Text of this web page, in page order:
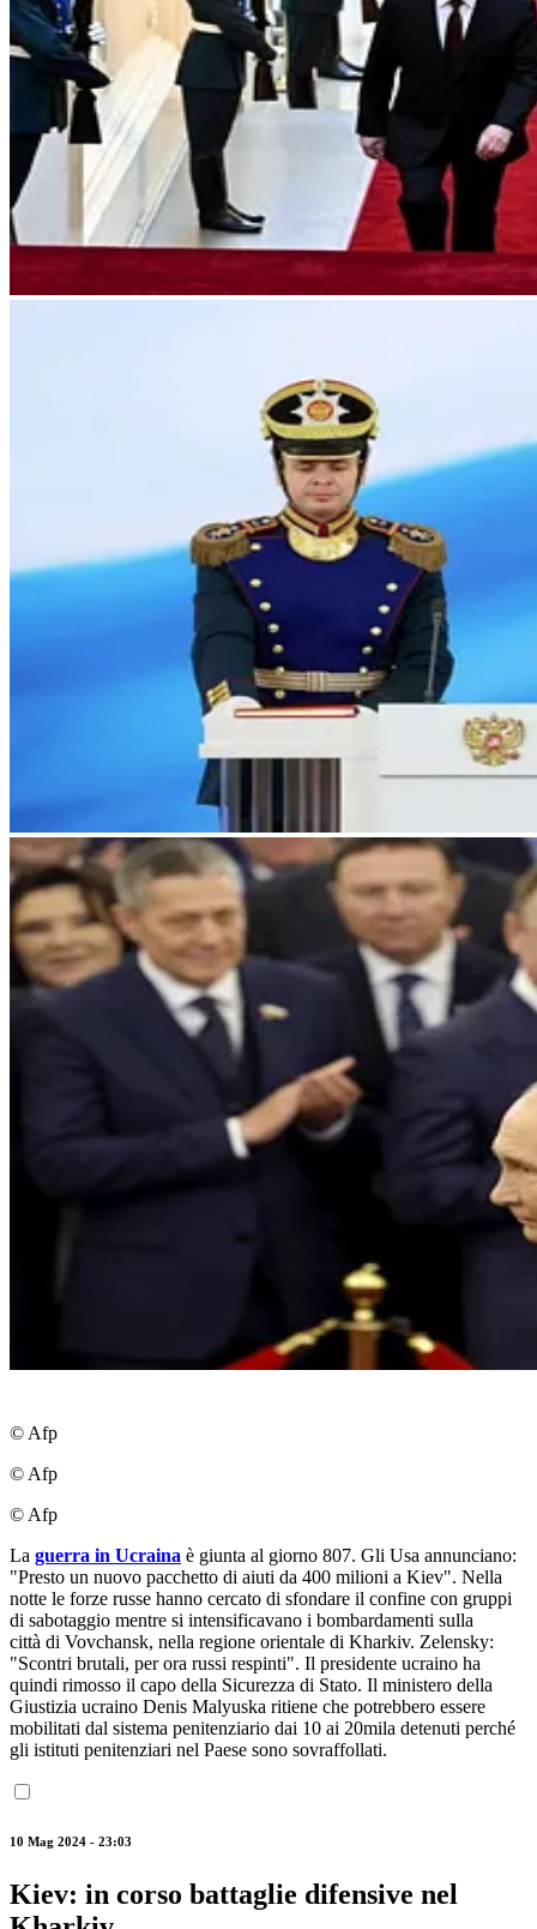
© Afp
© Afp
© Afp
La guerra in Ucraina è giunta al giorno 807. Gli Usa annunciano:
"Presto un nuovo pacchetto di aiuti da 400 milioni a Kiev". Nella
notte le forze russe hanno cercato di sfondare il confine con gruppi
di sabotaggio mentre si intensificavano i bombardamenti sulla
città di Vovchansk, nella regione orientale di Kharkiv. Zelensky:
"Scontri brutali, per ora russi respinti". Il presidente ucraino ha
quindi rimosso il capo della Sicurezza di Stato. Il ministero della
Giustizia ucraino Denis Malyuska ritiene che potrebbero essere
mobilitati dal sistema penitenziario dai 10 ai 20mila detenuti perché
gli istituti penitenziari nel Paese sono sovraffollati.
10 Mag 2024 - 23:03
Kiev: in corso battaglie difensive nel